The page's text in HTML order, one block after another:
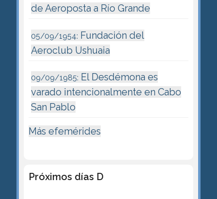
de Aeroposta a Río Grande
05/09/1954: Fundación del
Aeroclub Ushuaia
09/09/1985: El Desdémona es
varado intencionalmente en Cabo
San Pablo
Más efemérides
Próximos días D